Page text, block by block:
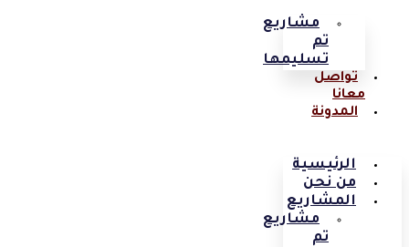
مشاريع
تم
تسليمها
تواصل
معانا
المدونة
الرئيسية
من نحن
المشاريع
مشاريع
تم